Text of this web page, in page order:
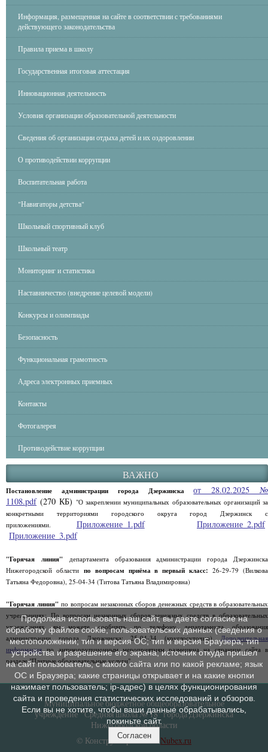
Информация, размещенная на сайте в соответствии с требованиями
действующего законодательства
Правила приема в школу
Государственная итоговая аттестация
Инновационная деятельность
Условия организации образовательной деятельности
Сведения об организации отдыха детей и их оздоровлении
О противодействии коррупции
Воспитательная работа
"Навигаторы детства"
Школьный спортивный клуб
Школьный театр
Мониторинг и статистика
Наставничество (внедрение целевой модели)
Конкурсы и олимпиады
Безопасность
Функциональная грамотность
Адреса электронных приемных
Контакты
Фотогалерея
Противодействие коррупции
ВАЖНО
Постановление администрации города Дзержинскаот 28.02.2025 №
1108.pdf(270 КБ) "О закреплении муниципальных образовательных организаций за
конкретными территориями городского округа город Дзержинск с
приложениями. Приложение_1.pdf
Приложение_2.pdf
Приложение_3.pdf
"Горячая линия" департамента образования администрации города Дзержинска
Нижегородской области по вопросам приёма в первый класс: 26-29-79 (Вилкова
Татьяна Федоровна), 25-04-34 (Титова Татьяна Владимировна)
"Горячая линия"по вопросам незаконных сборов денежных средств в образовательных
учреждениях: По вопросам незаконных сборов денежных средств в образовательных
учреждениях вы можете сообщить по телефону департамента образования
администрации города Дзержинска: 25-04-34 (круглосуточно)Дополнительная
информацияпо антикоррупционным мероприятиям размещена на странице сайта в
разделе "Платные образовательные услуги".
Муниципальное бюджетное общеобразовательное
учреждение "Средняя школа № 18" города Дзержинска
Нижегородской области
© Конструктор сайтовNubex.ru
Продолжая использовать наш сайт, вы даете согласие на
обработку файлов cookie, пользовательских данных (сведения о
местоположении; тип и версия ОС; тип и версия Браузера; тип
устройства и разрешение его экрана; источник откуда пришел
на сайт пользователь; с какого сайта или по какой рекламе; язык
ОС и Браузера; какие страницы открывает и на какие кнопки
нажимает пользователь; ip-адрес) в целях функционирования
сайта и проведения статистических исследований и обзоров.
Если вы не хотите, чтобы ваши данные обрабатывались,
покиньте сайт.
Согласен